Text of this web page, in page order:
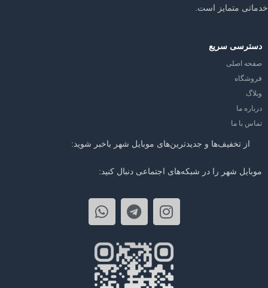
خدماتی متمایز است.
دسترسی سریع
صفحه اصلی
فروشگاه
وبلاگ
درباره ما
تماس با ما
از تخفیف‌ها و جدیدترین‌های موبایل شهر باخبر شوید:
موبایل شهر را در شبکه‌های اجتماعی دنبال کنید: